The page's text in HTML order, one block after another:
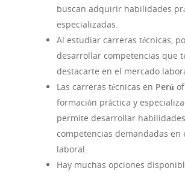
buscan adquirir habilidades
especializadas.
Al estudiar carreras técnicas,
desarrollar competencias que
destacarte en el mercado
Las carreras técnicas en Perú
formación práctica y
permite desarrollar
competencias demandadas en
laboral.
Hay muchas opciones